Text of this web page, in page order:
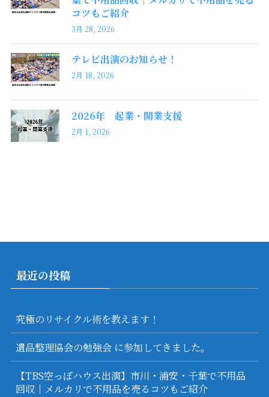
コツもご紹介
3月 28, 2026
テレビ出演のお知らせ！
2月 18, 2026
2026年 起業・開業支援
2月 1, 2026
最近の投稿
究極のリサイクル術を教えます！
遺品整理協会の勉強会 に参加してきました。
【TBS空っぽハウス出演】市川・浦安・千葉で不用品
回収｜メルカリで不用品を売るコツもご紹介